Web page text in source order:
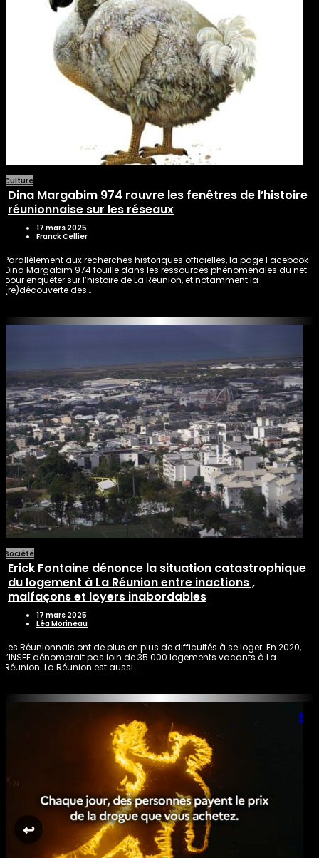
Culture
Dina Margabim 974 rouvre les fenêtres de l’histoire
réunionnaise sur les réseaux
17 mars 2025
Franck Cellier
Parallèlement aux recherches historiques officielles, la page Facebook
Dina Margabim 974 fouille dans les ressources phénoménales du net
pour enquêter sur l’histoire de La Réunion, et notamment la
(re)découverte des…
Société
Erick Fontaine dénonce la situation catastrophique
du logement à La Réunion entre inactions ,
malfaçons et loyers inabordables
17 mars 2025
Léa Morineau
Les Réunionnais ont de plus en plus de difficultés à se loger. En 2020,
l’INSEE dénombrait pas loin de 35 000 logements vacants à La
Réunion. La Réunion est aussi…
↩︎